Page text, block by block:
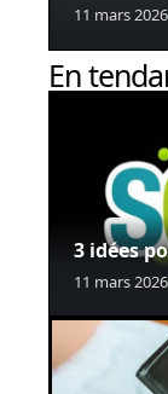
11 mars 2026
En
3 idées
11 mars 2026